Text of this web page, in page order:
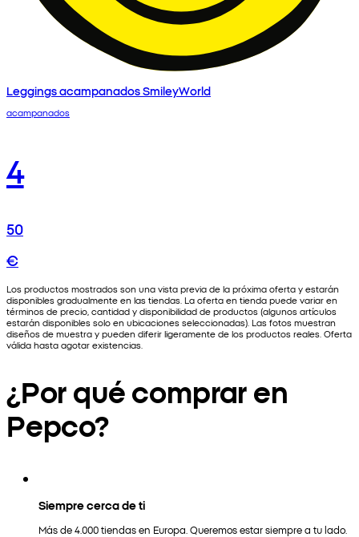
Leggings acampanados SmileyWorld
acampanados
4
50
€
Los productos mostrados son una vista previa de la próxima oferta y estarán
disponibles gradualmente en las tiendas. La oferta en tienda puede variar en
términos de precio, cantidad y disponibilidad de productos (algunos artículos
estarán disponibles solo en ubicaciones seleccionadas). Las fotos muestran
diseños de muestra y pueden diferir ligeramente de los productos reales. Oferta
válida hasta agotar existencias.
¿Por qué comprar en
Pepco?
Siempre cerca de ti
Más de 4.000 tiendas en Europa. Queremos estar siempre a tu lado.